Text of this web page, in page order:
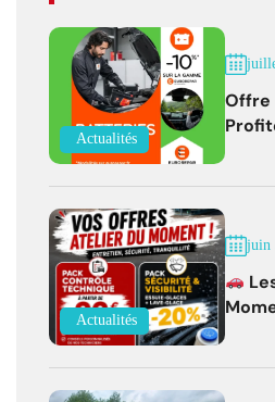
Actualités
Offre
Actualités
juin